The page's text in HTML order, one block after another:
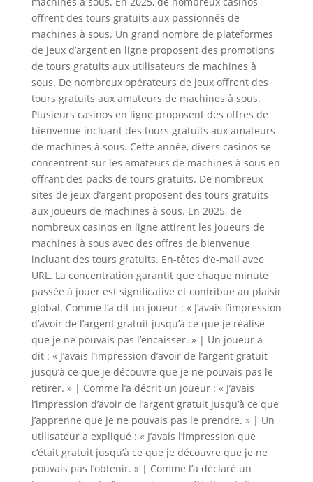
offrent des tours gratuits aux passionnés de
machines à sous. Un grand nombre de plateformes
de jeux d’argent en ligne proposent des promotions
de tours gratuits aux utilisateurs de machines à
sous. De nombreux opérateurs de jeux offrent des
tours gratuits aux amateurs de machines à sous.
Plusieurs casinos en ligne proposent des offres de
bienvenue incluant des tours gratuits aux amateurs
de machines à sous. Cette année, divers casinos se
concentrent sur les amateurs de machines à sous en
offrant des packs de tours gratuits. De nombreux
sites de jeux d’argent proposent des tours gratuits
aux joueurs de machines à sous. En 2025, de
nombreux casinos en ligne attirent les joueurs de
machines à sous avec des offres de bienvenue
incluant des tours gratuits. En-têtes d’e-mail avec
URL. La concentration garantit que chaque minute
passée à jouer est significative et contribue au plaisir
global. Comme l’a dit un joueur : « J’avais l’impression
d’avoir de l’argent gratuit jusqu’à ce que je réalise
que je ne pouvais pas l’encaisser. » | Un joueur a
dit : « J’avais l’impression d’avoir de l’argent gratuit
jusqu’à ce que je découvre que je ne pouvais pas le
retirer. » | Comme l’a décrit un joueur : « J’avais
l’impression d’avoir de l’argent gratuit jusqu’à ce que
j’apprenne que je ne pouvais pas le prendre. » | Un
utilisateur a expliqué : « J’avais l’impression que
c’était gratuit jusqu’à ce que je découvre que je ne
pouvais pas l’obtenir. » | Comme l’a déclaré un